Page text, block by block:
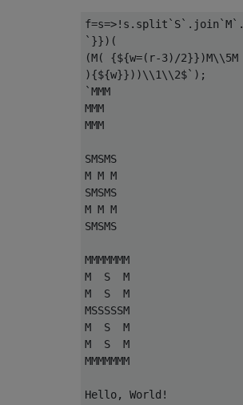
f=s=>! s . split ` S`. join `M`.
`}})(
(M( {${w=( r-3)/2}})M\\5M
){${w}}))\\1\\2$`);
`MMM
MMM
MMM
SMSMS
M M M
SMSMS
M M M
SMSMS
MMMMMMM
M  S  M
M  S  M
MSSSSSM
M  S  M
M  S  M
MMMMMMM
Hello, World !